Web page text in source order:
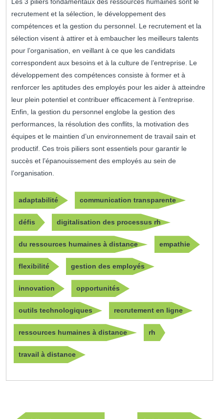
recrutement et la sélection, le développement des
compétences et la gestion du personnel. Le recrutement et la
sélection visent à attirer et à embaucher les meilleurs talents
pour l’organisation, en veillant à ce que les candidats
correspondent aux besoins et à la culture de l’entreprise. Le
développement des compétences consiste à former et à
renforcer les aptitudes des employés pour les aider à atteindre
leur plein potentiel et contribuer efficacement à l’entreprise.
Enfin, la gestion du personnel englobe la gestion des
performances, la résolution des conflits, la motivation des
équipes et le maintien d’un environnement de travail sain et
productif. Ces trois piliers sont essentiels pour garantir le
succès et l’épanouissement des employés au sein de
l’organisation.
adaptabilité communication transparente
défis digitalisation des processus rh
du ressources humaines à distance empathie
flexibilité gestion des employés
innovation opportunités
outils technologiques recrutement en ligne
ressources humaines à distance rh
travail à distance
Navigation